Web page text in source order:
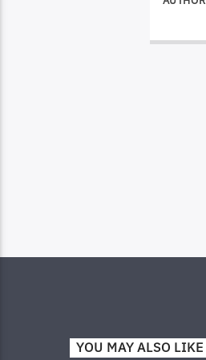
YOU MAY ALSO LIKE